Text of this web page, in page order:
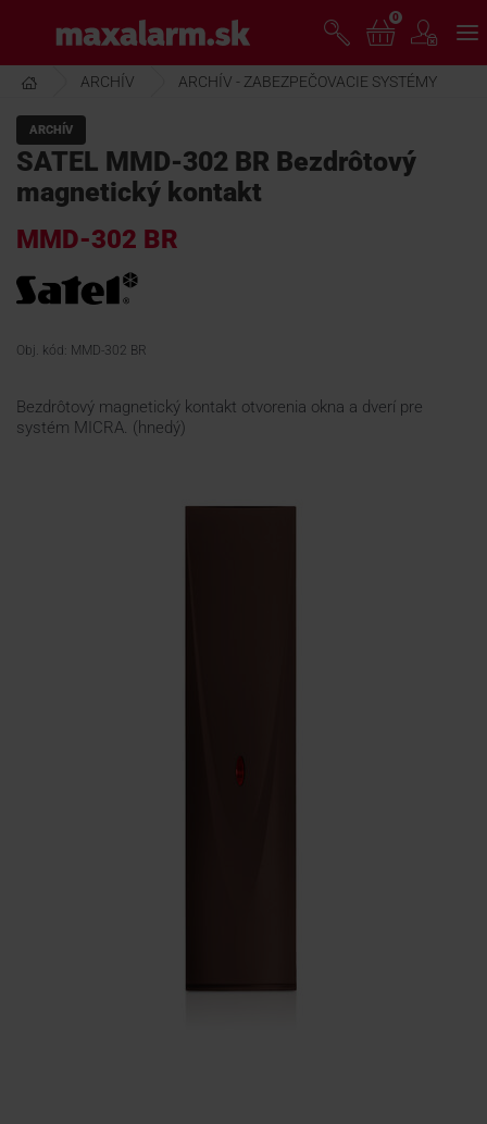
hlavnému
obsahu
www.maxalarm.sk
AKCIA MESIACA
PRODUKTY
0
ARCHÍV ARCHÍV - ZABEZPEČOVACIE SYSTÉMY
ARCHÍV
SATEL MMD-302 BR Bezdrôtový
magnetický kontakt
MMD-302 BR
Obj. kód: MMD-302 BR
Bezdrôtový magnetický kontakt otvorenia okna a dverí pre
systém MICRA. (hnedý)